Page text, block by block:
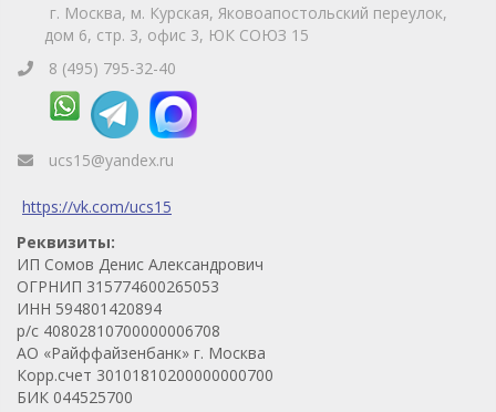
г. Москва, м. Курская, Яковоапостольский переулок,
дом 6, стр. 3, офис 3, ЮК СОЮЗ 15
8 (495) 795-32-40
ucs15@yandex.ru
https://vk.com/ucs15
Реквизиты:
ИП Сомов Денис Александрович
ОГРНИП 315774600265053
ИНН 594801420894
р/с 40802810700000006708
АО «Райффайзенбанк» г. Москва
Корр.счет 30101810200000000700
БИК 044525700